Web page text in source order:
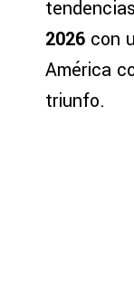
2026 con
América
triunfo.